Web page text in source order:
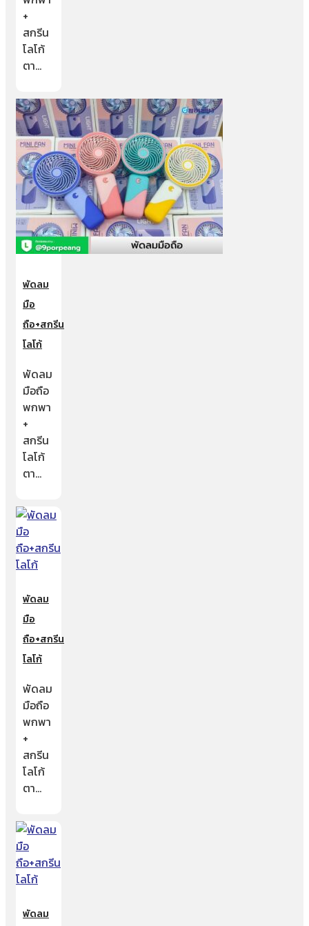
+
สกรีน
โลโก้
ตา…
พัดลม
มือ
ถือ+สกรีน
โลโก้
พัดลม
มือถือ
พกพา
+
สกรีน
โลโก้
ตา…
พัดลม
มือ
ถือ+สกรีน
โลโก้
พัดลม
มือถือ
พกพา
+
สกรีน
โลโก้
ตา…
พัดลม